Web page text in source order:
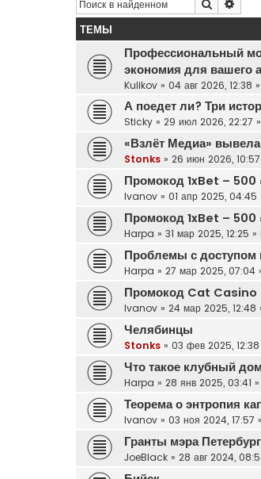
Поиск
ТЕМЫ
Профессиональный
экономия для вашего
Kulikov » 04 авг 2026, 12:38
А поедет ли? Три
Sticky » 29 июл 2026, 22:27
«Взлёт Медиа»
Stonks » 26 июн 2026, 10:57
Промокод 1xBet – 500
Ivanov » 01 апр 2025, 04:45
Промокод 1xBet – 500
Harpa » 31 мар 2025, 12:25 »
Проблемы с доступом
Harpa » 27 мар 2025, 07:04
Промокод Cat Casino
Ivanov » 24 мар 2025, 12:48
Челябинцы
Stonks » 03 фев 2025, 12:38
Что такое клубный
Harpa » 28 янв 2025, 03:41
Теорема о энтропия
Ivanov » 03 ноя 2024, 17:57
Гранты мэра
JoeBlack » 28 авг 2024,